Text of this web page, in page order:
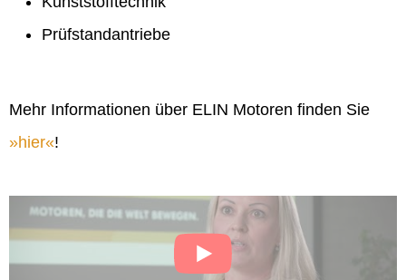
Prüfstandantriebe
Mehr Informationen über ELIN Motoren finden Sie
hier !